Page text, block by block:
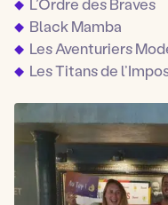
Black Mamba
Les Aventuriers
Les Titans de